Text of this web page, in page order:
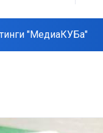
"МедиаКУБа"